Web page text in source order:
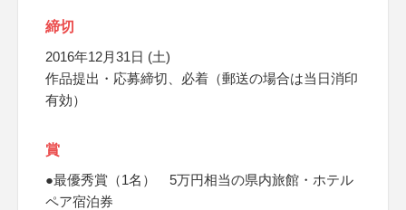
締切
2016年12月31日 (土)
作品提出・応募締切、必着（郵送の場合は当日消印
有効）
賞
●最優秀賞（1名） 5万円相当の県内旅館・ホテル
ペア宿泊券